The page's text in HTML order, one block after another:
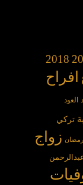
2018
افراح
العود
تركي
رمضان زواج